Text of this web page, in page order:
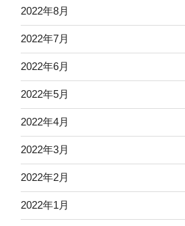
2022年8月
2022年7月
2022年6月
2022年5月
2022年4月
2022年3月
2022年2月
2022年1月